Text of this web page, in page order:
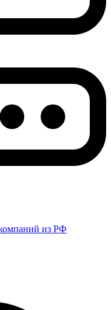
из РФ